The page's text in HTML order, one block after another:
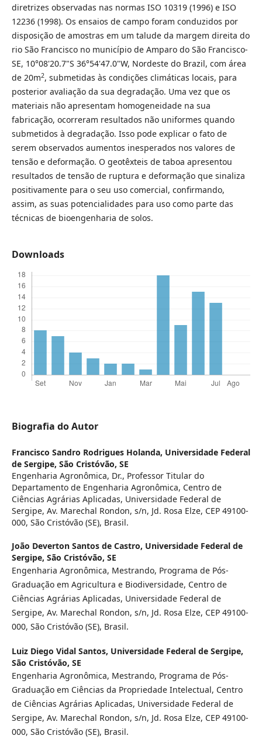
diretrizes observadas nas normas ISO 10319 (1996) e ISO
12236 (1998). Os ensaios de campo foram conduzidos por
disposição de amostras em um talude da margem direita do
rio São Francisco no município de Amparo do São Francisco-
SE, 10°08'20.7"S 36°54'47.0"W, Nordeste do Brazil, com área
de 20m2, submetidas às condições climáticas locais, para
posterior avaliação da sua degradação. Uma vez que os
materiais não apresentam homogeneidade na sua
fabricação, ocorreram resultados não uniformes quando
submetidos à degradação. Isso pode explicar o fato de
serem observados aumentos inesperados nos valores de
tensão e deformação. O geotêxteis de taboa apresentou
resultados de tensão de ruptura e deformação que sinaliza
positivamente para o seu uso comercial, confirmando,
assim, as suas potencialidades para uso como parte das
técnicas de bioengenharia de solos.
Downloads
Biografia do Autor
Francisco Sandro Rodrigues Holanda, Universidade Federal
de Sergipe, São Cristóvão, SE
Engenharia Agronômica, Dr., Professor Titular do
Departamento de Engenharia Agronômica, Centro de
Ciências Agrárias Aplicadas, Universidade Federal de
Sergipe, Av. Marechal Rondon, s/n, Jd. Rosa Elze, CEP 49100-
000, São Cristóvão (SE), Brasil.
João Deverton Santos de Castro, Universidade Federal de
Sergipe, São Cristóvão, SE
Engenharia Agronômica, Mestrando, Programa de Pós-
Graduação em Agricultura e Biodiversidade, Centro de
Ciências Agrárias Aplicadas, Universidade Federal de
Sergipe, Av. Marechal Rondon, s/n, Jd. Rosa Elze, CEP 49100-
000, São Cristóvão (SE), Brasil.
Luiz Diego Vidal Santos, Universidade Federal de Sergipe,
São Cristóvão, SE
Engenharia Agronômica, Mestrando, Programa de Pós-
Graduação em Ciências da Propriedade Intelectual, Centro
de Ciências Agrárias Aplicadas, Universidade Federal de
Sergipe, Av. Marechal Rondon, s/n, Jd. Rosa Elze, CEP 49100-
000, São Cristóvão (SE), Brasil.